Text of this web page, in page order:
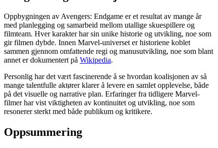
Oppbygningen av Avengers: Endgame er et resultat av mange år
med planlegging og samarbeid mellom utallige skuespillere og
filmteam. Hver karakter har sin unike historie og utvikling, noe som
gir filmen dybde. Innen Marvel-universet er historiene koblet
sammen gjennom omfattende regi og manusutvikling, noe som blant
annet er dokumentert på Wikipedia.
Personlig har det vært fascinerende å se hvordan koalisjonen av så
mange talentfulle aktører klarer å levere en samlet opplevelse, både
på det visuelle og narrative plan. Erfaringer fra tidligere Marvel-
filmer har vist viktigheten av kontinuitet og utvikling, noe som
resonerer sterkt med både publikum og kritikere.
Oppsummering